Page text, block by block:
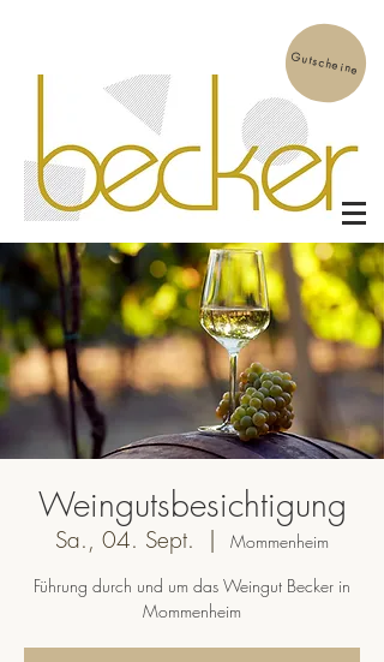
Gutscheine
Weingutsbesichtigung
Sa., 04. Sept.
  |
Mommenheim
Führung durch und um das Weingut Becker in
Mommenheim